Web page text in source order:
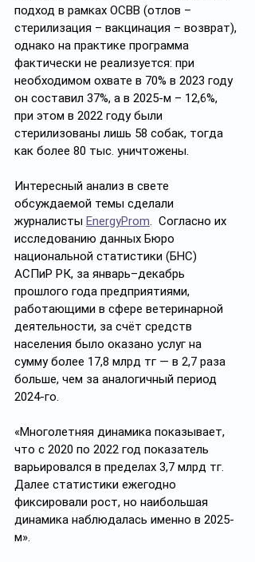
подход в рамках ОСВВ (отлов –
стерилизация – вакцинация – возврат),
однако на практике программа
фактически не реализуется: при
необходимом охвате в 70% в 2023 году
он составил 37%, а в 2025-м – 12,6%,
при этом в 2022 году были
стерилизованы лишь 58 собак, тогда
как более 80 тыс. уничтожены.
Интересный анализ в свете
обсуждаемой темы сделали
журналисты EnergyProm.  Согласно их
исследованию данных Бюро
национальной статистики (БНС)
АСПиР РК, за январь–декабрь
прошлого года предприятиями,
работающими в сфере ветеринарной
деятельности, за счёт средств
населения было оказано услуг на
сумму более 17,8 млрд тг — в 2,7 раза
больше, чем за аналогичный период
2024-го.
«Многолетняя динамика показывает,
что с 2020 по 2022 год показатель
варьировался в пределах 3,7 млрд тг.
Далее статистики ежегодно
фиксировали рост, но наибольшая
динамика наблюдалась именно в 2025-
м».